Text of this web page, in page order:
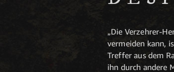
„Die Verzehrer-
vermeiden kann,
Treffer aus dem
ihn durch andere